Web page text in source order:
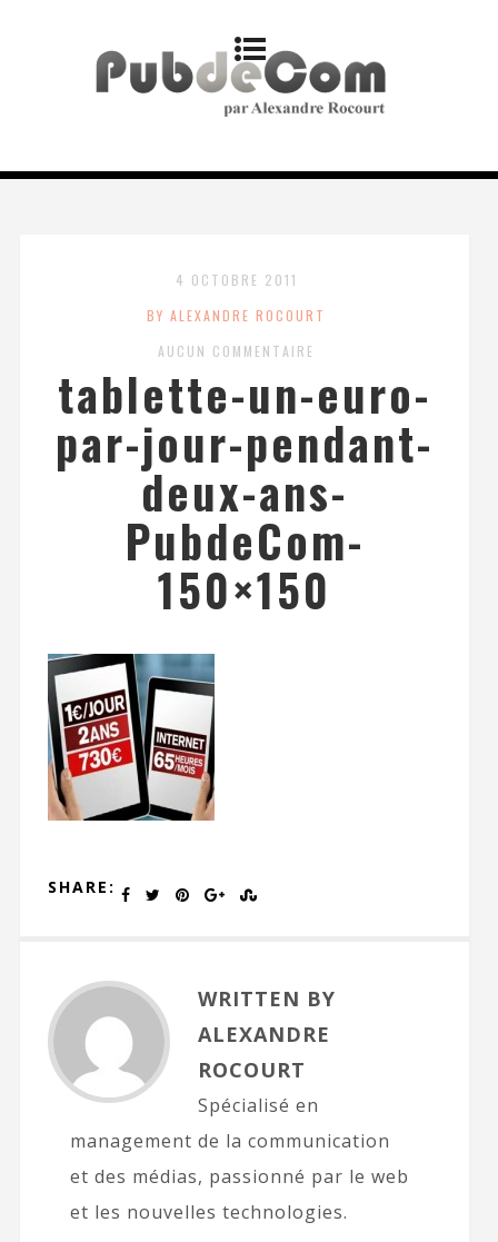
4 OCTOBRE 2011
BY ALEXANDRE ROCOURT
AUCUN COMMENTAIRE
tablette-un-euro-
par-jour-pendant-
deux-ans-
PubdeCom-
150×150
SHARE:
WRITTEN BY
ALEXANDRE
ROCOURT
Spécialisé en
management de la communication
et des médias, passionné par le web
et les nouvelles technologies.